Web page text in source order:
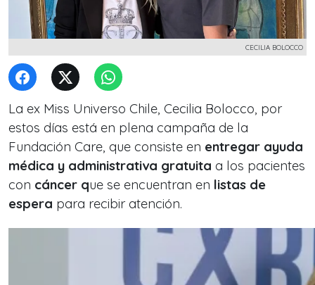
CECILIA BOLOCCO
La ex Miss Universo Chile, Cecilia Bolocco, por
estos días está en plena campaña de la
Fundación Care, que consiste en entregar ayuda
médica y administrativa gratuita a los pacientes
con cáncer que se encuentran en listas de
espera para recibir atención.